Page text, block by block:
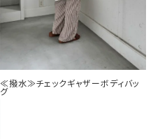
≪撥水≫チェックギャザーボディバッ
グ